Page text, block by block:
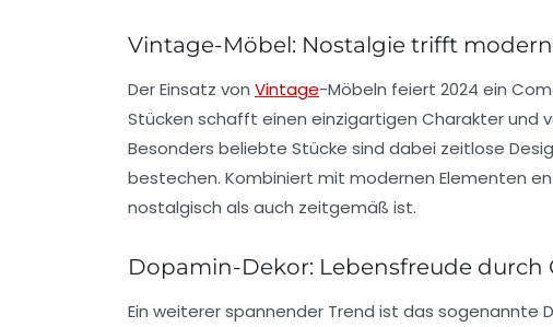
Vintage-Möbel: Nostalgie trifft
Der Einsatz von Vintage-Möbeln feiert 2024 ein
Stücken schafft einen einzigartigen Charakter und
Besonders beliebte Stücke sind dabei zeitlose
bestechen. Kombiniert mit modernen Elementen
nostalgisch als auch zeitgemäß ist.
Dopamin-Dekor: Lebensfreude durch
Ein weiterer spannender Trend ist das sogenannte